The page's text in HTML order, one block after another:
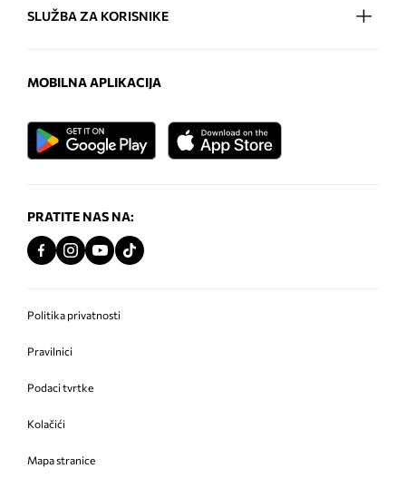
SLUŽBA ZA KORISNIKE
MOBILNA APLIKACIJA
PRATITE NAS NA:
Politika privatnosti
Pravilnici
Podaci tvrtke
Kolačići
Mapa stranice